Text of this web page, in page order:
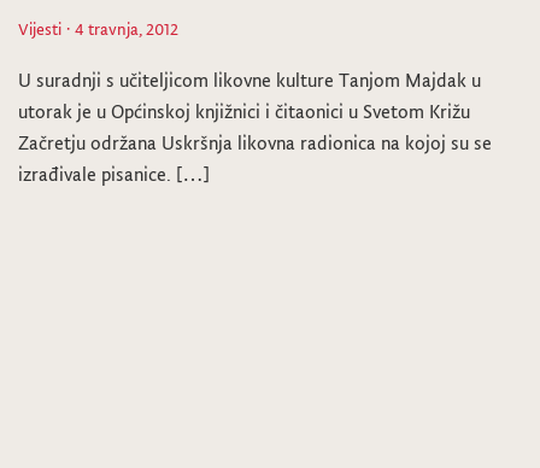
Vijesti · 4 travnja, 2012
U suradnji s učiteljicom likovne kulture Tanjom Majdak u
utorak je u Općinskoj knjižnici i čitaonici u Svetom Križu
Začretju održana Uskršnja likovna radionica na kojoj su se
izrađivale pisanice. […]